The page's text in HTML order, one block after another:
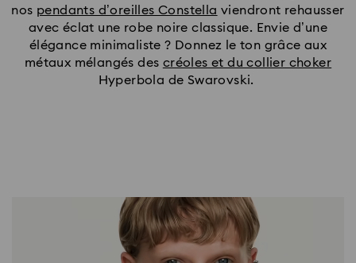
nos pendants d’oreilles Constella viendront rehausser
avec éclat une robe noire classique. Envie d’une
élégance minimaliste ? Donnez le ton grâce aux
métaux mélangés des créoles et du collier choker
Hyperbola de Swarovski.